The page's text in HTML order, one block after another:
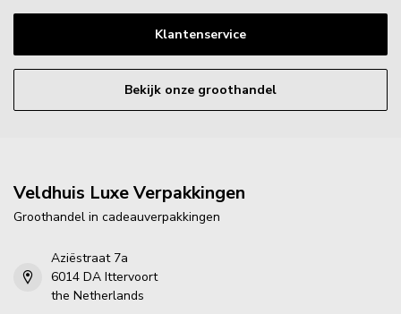
Klantenservice
Bekijk onze groothandel
Veldhuis Luxe Verpakkingen
Groothandel in cadeauverpakkingen
Aziëstraat 7a
6014 DA Ittervoort
the Netherlands